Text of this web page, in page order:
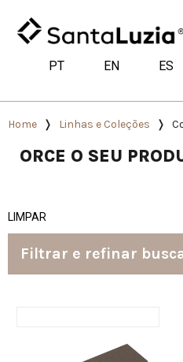
PT EN ES
Home Linhas e Coleções
ORCE O SEU
LIMPAR
Filtrar e refinar